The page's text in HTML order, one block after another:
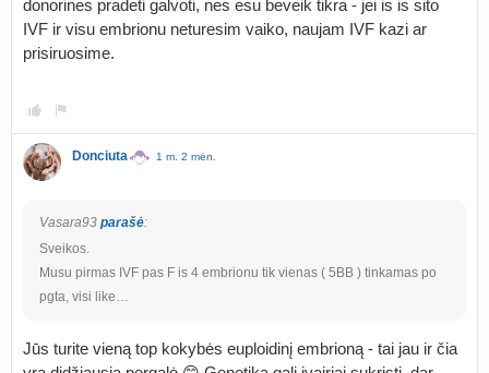
donorines pradeti galvoti, nes esu beveik tikra - jei is is sito
IVF ir visu embrionu neturesim vaiko, naujam IVF kazi ar
prisiruosime.
Donciuta 1 m. 2 mėn.
Vasara93 parašė:
Sveikos.
Musu pirmas IVF pas F is 4 embrionu tik vienas ( 5BB ) tinkamas po
pgta, visi like…
Jūs turite vieną top kokybės euploidinį embrioną - tai jau ir čia